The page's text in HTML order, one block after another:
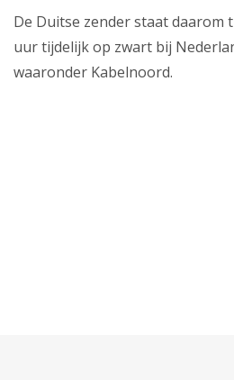
De Duitse zender staat daarom
uur tijdelijk op zwart bij
waaronder Kabelnoord.